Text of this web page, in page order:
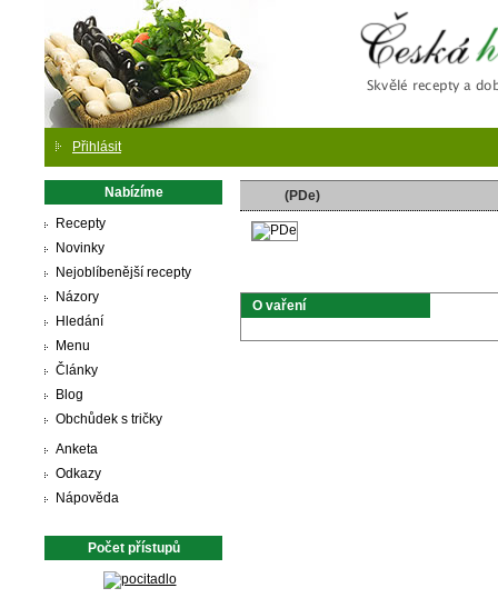
Přihlásit
Nabízíme
Recepty
Novinky
Nejoblíbenější recepty
Názory
Hledání
Menu
Články
Blog
Obchůdek s tričky
Anketa
Odkazy
Nápověda
Počet přístupů
(PDe)
O vaření